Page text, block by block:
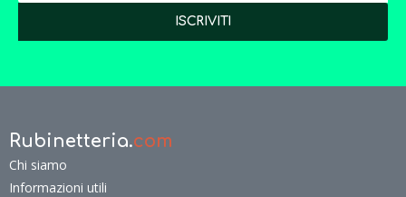
Rubinetteria.com
Chi siamo
Informazioni utili